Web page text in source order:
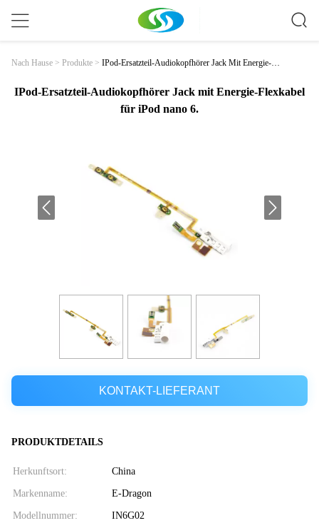
Nach Hause > Produkte > IPod-Ersatzteil-Audiokopfhörer Jack Mit Energie-Fle
IPod-Ersatzteil-Audiokopfhörer Jack mit Energie-Flexkabel
für iPod nano 6.
KONTAKT-LIEFERANT
PRODUKTDETAILS
Herkunftsort: China
Markenname: E-Dragon
Modellnummer: IN6G02